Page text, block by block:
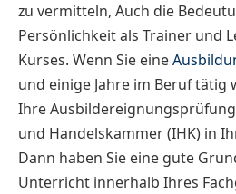
zu vermitteln, Auch die
Persönlichkeit als Trainer und
Kurses. Wenn Sie eine
und einige Jahre im Beruf tätig
Ihre
und Handelskammer (IHK) in
Dann haben Sie eine gute
Unterricht innerhalb Ihres